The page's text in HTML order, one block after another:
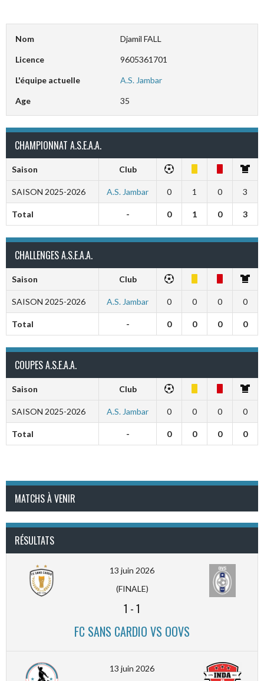
Nom Djamil FALL
Licence 9605361701
L'équipe actuelle A.S. Jambar
Age 35
CHAMPIONNAT A.S.E.A.A.
Saison Club
SAISON 2025-2026 A.S. Jambar 0 1 0 3
Total - 0 1 0 3
CHALLENGES A.S.E.A.A.
Saison Club
SAISON 2025-2026 A.S. Jambar 0 0 0 0
Total - 0 0 0 0
COUPES A.S.E.A.A.
Saison Club
SAISON 2025-2026 A.S. Jambar 0 0 0 0
Total - 0 0 0 0
MATCHS À VENIR
RÉSULTATS
13 juin 2026
(FINALE)
1 -1
FC SANS CARDIO VS OOVS
13 juin 2026